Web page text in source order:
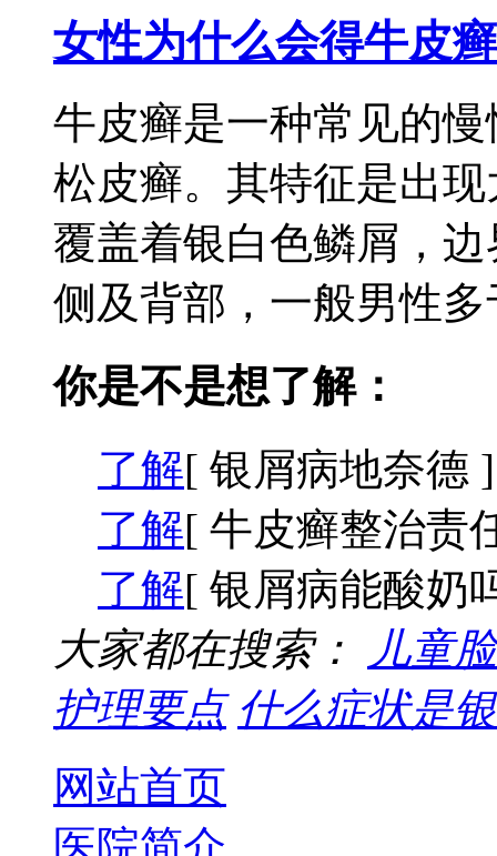
女性为什么会得牛皮癣
牛皮癣是一种常见的
松皮癣。其特征是出
覆盖着银白色鳞屑，
侧及背部，一般男性
你是不是想了解：
了解[ 银屑病地奈德 ]
了解[ 牛皮癣整治责
了解[ 银屑病能酸奶
大家都在搜索：
儿童
护理要点 什么症状是
网站首页